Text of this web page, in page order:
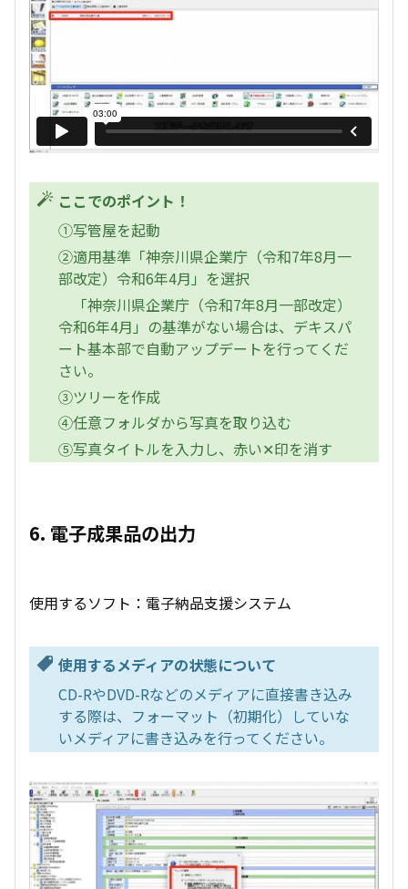
ここでのポイント！
①写管屋を起動
②適用基準「神奈川県企業庁（令和7年8月一
部改定）令和6年4月」を選択
「神奈川県企業庁（令和7年8月一部改定）
令和6年4月」の基準がない場合は、デキスパ
ート基本部で自動アップデートを行ってくだ
さい。
③ツリーを作成
④任意フォルダから写真を取り込む
⑤写真タイトルを入力し、赤い✕印を消す
6. 電子成果品の出力
使用するソフト：電子納品支援システム
使用するメディアの状態について
CD-RやDVD-Rなどのメディアに直接書き込み
する際は、フォーマット（初期化）していな
いメディアに書き込みを行ってください。